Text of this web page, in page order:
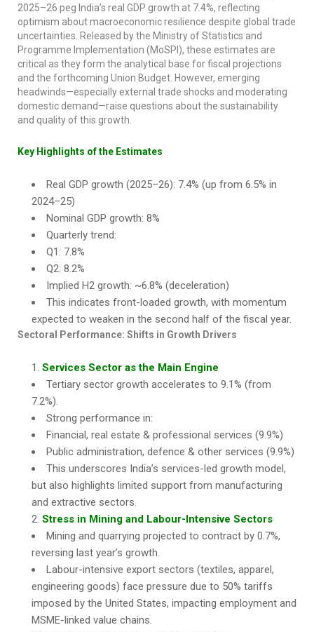
2025–26 peg India’s real GDP growth at 7.4%, reflecting
optimism about macroeconomic resilience despite global trade
uncertainties. Released by the Ministry of Statistics and
Programme Implementation (MoSPI), these estimates are
critical as they form the analytical base for fiscal projections
and the forthcoming Union Budget. However, emerging
headwinds—especially external trade shocks and moderating
domestic demand—raise questions about the sustainability
and quality of this growth.
Key Highlights of the Estimates
Real GDP growth (2025–26): 7.4% (up from 6.5% in
2024–25)
Nominal GDP growth: 8%
Quarterly trend:
Q1: 7.8%
Q2: 8.2%
Implied H2 growth: ~6.8% (deceleration)
This indicates front-loaded growth, with momentum
expected to weaken in the second half of the fiscal year.
Sectoral Performance: Shifts in Growth Drivers
Services Sector as the Main Engine
Tertiary sector growth accelerates to 9.1% (from
7.2%).
Strong performance in:
Financial, real estate & professional services (9.9%)
Public administration, defence & other services (9.9%)
This underscores India’s services-led growth model,
but also highlights limited support from manufacturing
and extractive sectors.
Stress in Mining and Labour-Intensive Sectors
Mining and quarrying projected to contract by 0.7%,
reversing last year’s growth.
Labour-intensive export sectors (textiles, apparel,
engineering goods) face pressure due to 50% tariffs
imposed by the United States, impacting employment and
MSME-linked value chains.